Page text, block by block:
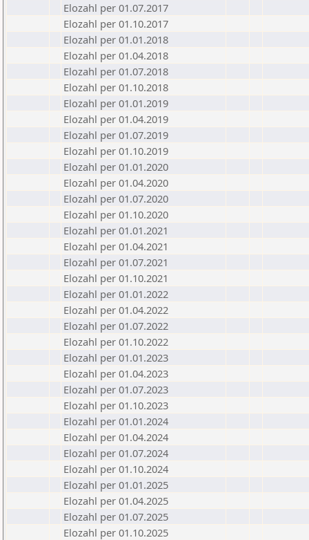
Elozahl per 01.07.2017
Elozahl per 01.10.2017
Elozahl per 01.01.2018
Elozahl per 01.04.2018
Elozahl per 01.07.2018
Elozahl per 01.10.2018
Elozahl per 01.01.2019
Elozahl per 01.04.2019
Elozahl per 01.07.2019
Elozahl per 01.10.2019
Elozahl per 01.01.2020
Elozahl per 01.04.2020
Elozahl per 01.07.2020
Elozahl per 01.10.2020
Elozahl per 01.01.2021
Elozahl per 01.04.2021
Elozahl per 01.07.2021
Elozahl per 01.10.2021
Elozahl per 01.01.2022
Elozahl per 01.04.2022
Elozahl per 01.07.2022
Elozahl per 01.10.2022
Elozahl per 01.01.2023
Elozahl per 01.04.2023
Elozahl per 01.07.2023
Elozahl per 01.10.2023
Elozahl per 01.01.2024
Elozahl per 01.04.2024
Elozahl per 01.07.2024
Elozahl per 01.10.2024
Elozahl per 01.01.2025
Elozahl per 01.04.2025
Elozahl per 01.07.2025
Elozahl per 01.10.2025